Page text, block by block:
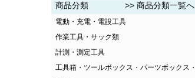
商品分類 >> 商品分類一覧へ
電動・充電・電設工具
作業工具・サック類
計測・測定工具
工具箱・ツールボックス・パーツボックス・